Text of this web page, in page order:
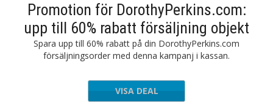
Promotion för DorothyPerkins.com:
upp till 60% rabatt försäljning objekt
Spara upp till 60% rabatt på din DorothyPerkins.com
försäljningsorder med denna kampanj i kassan.
VISA DEAL